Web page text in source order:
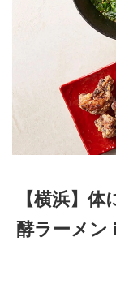
【横浜】
酵ラーメン